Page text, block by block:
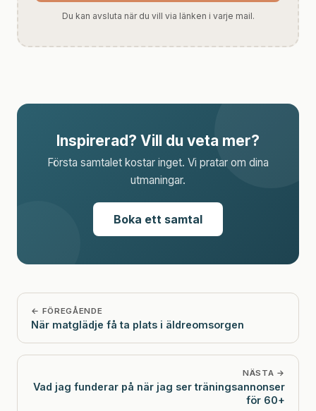
Du kan avsluta när du vill via länken i varje mail.
Inspirerad? Vill du veta mer?
Första samtalet kostar inget. Vi pratar om dina
utmaningar.
Boka ett samtal
← FÖREGÅENDE
När matglädje få ta plats i äldreomsorgen
NÄSTA →
Vad jag funderar på när jag ser träningsannonser
för 60+